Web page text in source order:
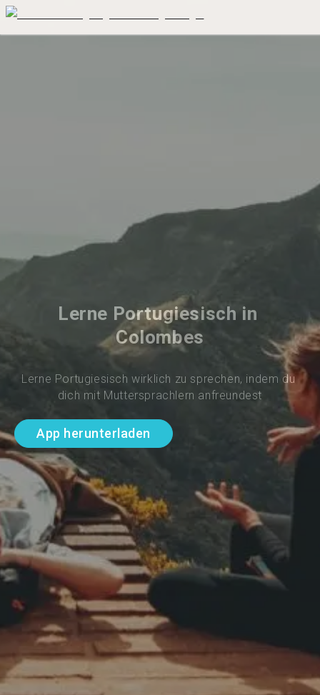
Lerne Portugiesisch in
Colombes
Lerne Portugiesisch wirklich zu sprechen, indem du
dich mit Muttersprachlern anfreundest
App herunterladen